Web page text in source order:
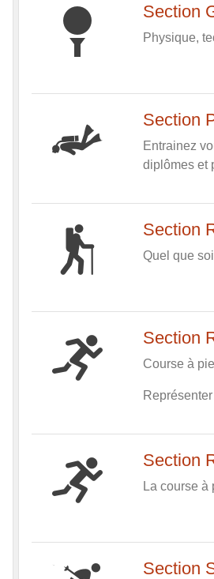
Section
Physique,
Section
Entrainez
diplômes et
Section
Quel que
Section
Course à
Section
La course à
Section